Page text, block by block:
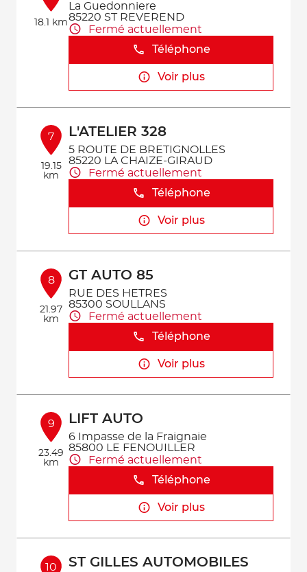
18.1 km
La Guedonniere
85220 ST REVEREND
Fermé actuellement
Téléphone
Voir plus
7
19.15
km
L'ATELIER 328
5 ROUTE DE BRETIGNOLLES
85220 LA CHAIZE-GIRAUD
Fermé actuellement
Téléphone
Voir plus
8
21.97
km
GT AUTO 85
RUE DES HETRES
85300 SOULLANS
Fermé actuellement
Téléphone
Voir plus
9
23.49
km
LIFT AUTO
6 Impasse de la Fraignaie
85800 LE FENOUILLER
Fermé actuellement
Téléphone
Voir plus
10 ST GILLES AUTOMOBILES